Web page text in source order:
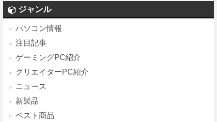
ジャンル
パソコン情報
注目記事
ゲーミングPC紹介
クリエイターPC紹介
ニュース
新製品
ベスト商品